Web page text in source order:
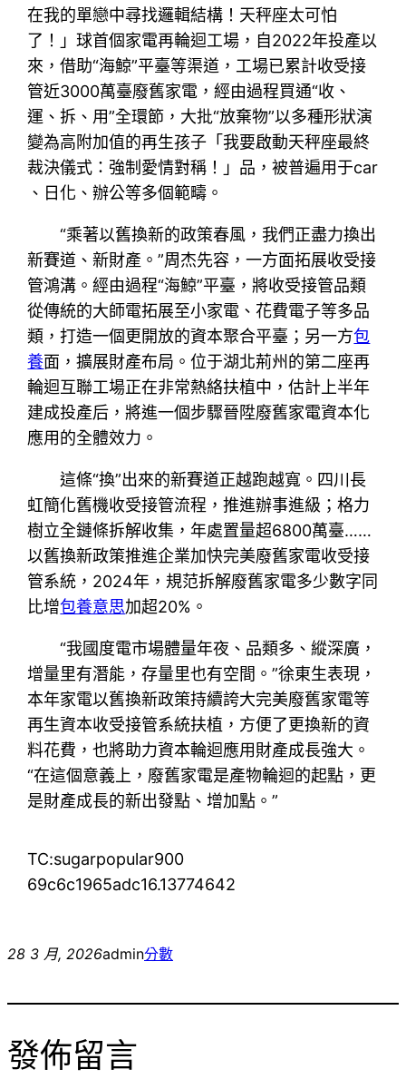
在我的單戀中尋找邏輯結構！天秤座太可怕
了！」球首個家電再輪迴工場，自2022年投產以
來，借助“海鯨”平臺等渠道，工場已累計收受接
管近3000萬臺廢舊家電，經由過程買通“收、
運、拆、用”全環節，大批“放棄物”以多種形狀演
變為高附加值的再生孩子「我要啟動天秤座最終
裁決儀式：強制愛情對稱！」品，被普遍用于car
、日化、辦公等多個範疇。
“乘著以舊換新的政策春風，我們正盡力換出
新賽道、新財產。”周杰先容，一方面拓展收受接
管鴻溝。經由過程“海鯨”平臺，將收受接管品類
從傳統的大師電拓展至小家電、花費電子等多品
類，打造一個更開放的資本聚合平臺；另一方包
養面，擴展財產布局。位于湖北荊州的第二座再
輪迴互聯工場正在非常熱絡扶植中，估計上半年
建成投產后，將進一個步驟晉陞廢舊家電資本化
應用的全體效力。
這條“換”出來的新賽道正越跑越寬。四川長
虹簡化舊機收受接管流程，推進辦事進級；格力
樹立全鏈條拆解收集，年處置量超6800萬臺……
以舊換新政策推進企業加快完美廢舊家電收受接
管系統，2024年，規范拆解廢舊家電多少數字同
比增包養意思加超20%。
“我國度電市場體量年夜、品類多、縱深廣，
增量里有潛能，存量里也有空間。”徐東生表現，
本年家電以舊換新政策持續誇大完美廢舊家電等
再生資本收受接管系統扶植，方便了更換新的資
料花費，也將助力資本輪迴應用財產成長強大。
“在這個意義上，廢舊家電是產物輪迴的起點，更
是財產成長的新出發點、增加點。”
TC:sugarpopular900
69c6c1965adc16.13774642
28 3 月, 2026admin分數
發佈留言